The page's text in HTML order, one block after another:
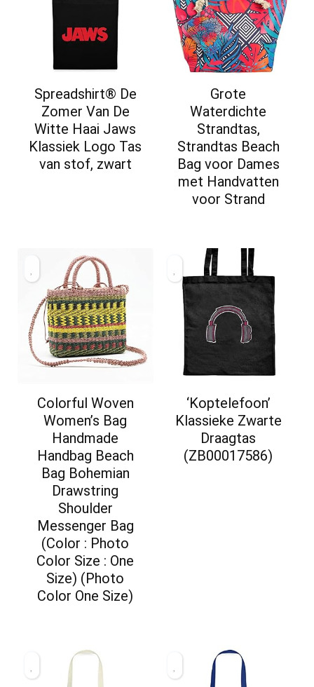
Spreadshirt® De
Zomer Van De
Witte Haai Jaws
Klassiek Logo Tas
van stof, zwart
Grote
Waterdichte
Strandtas,
Strandtas Beach
Bag voor Dames
met Handvatten
voor Strand
Colorful Woven
Women’s Bag
Handmade
Handbag Beach
Bag Bohemian
Drawstring
Shoulder
Messenger Bag
(Color : Photo
Color Size : One
Size) (Photo
Color One Size)
‘Koptelefoon’
Klassieke Zwarte
Draagtas
(ZB00017586)